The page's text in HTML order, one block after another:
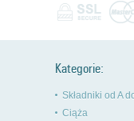
Kategorie:
Składniki od A
Ciąża